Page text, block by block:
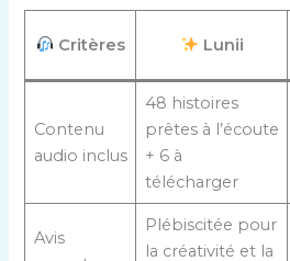
Critères Lunii
Contenu
audio inclus
48 histoires
prêtes à l’écoute
+ 6 à
télécharger
Avis
Plébiscitée pour
la créativité et la